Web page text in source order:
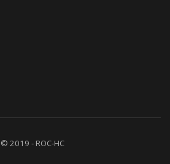
© 2019 - ROC-HC